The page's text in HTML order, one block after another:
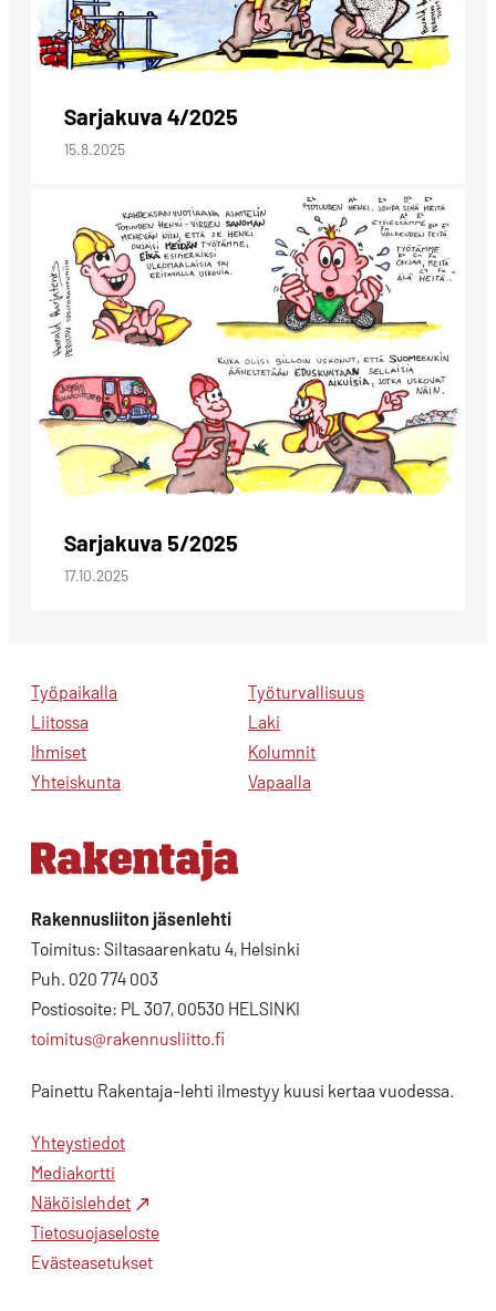
Sarjakuva 4/2025
15.8.2025
Sarjakuva 5/2025
17.10.2025
Työpaikalla
Liitossa
Ihmiset
Yhteiskunta
Työturvallisuus
Laki
Kolumnit
Vapaalla
Rakennusliiton jäsenlehti
Toimitus: Siltasaarenkatu 4, Helsinki
Puh. 020 774 003
Postiosoite: PL 307, 00530 HELSINKI
toimitus@rakennusliitto.fi
Painettu Rakentaja-lehti ilmestyy kuusi kertaa vuodessa.
Yhteystiedot
Mediakortti
Näköislehdet
Tietosuojaseloste
Evästeasetukset